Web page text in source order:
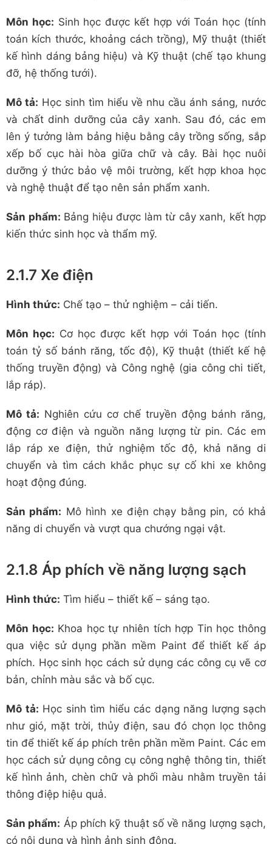
Môn học: Sinh học được kết hợp với Toán học (tính
toán kích thước, khoảng cách trồng), Mỹ thuật (thiết
kế hình dáng bảng hiệu) và Kỹ thuật (chế tạo khung
đỡ, hệ thống tưới).
Mô tả: Học sinh tìm hiểu về nhu cầu ánh sáng, nước
và chất dinh dưỡng của cây xanh. Sau đó, các em
lên ý tưởng làm bảng hiệu bằng cây trồng sống, sắp
xếp bố cục hài hòa giữa chữ và cây. Bài học nuôi
dưỡng ý thức bảo vệ môi trường, kết hợp khoa học
và nghệ thuật để tạo nên sản phẩm xanh.
Sản phẩm: Bảng hiệu được làm từ cây xanh, kết hợp
kiến thức sinh học và thẩm mỹ.
2.1.7 Xe điện
Hình thức: Chế tạo – thử nghiệm – cải tiến.
Môn học: Cơ học được kết hợp với Toán học (tính
toán tỷ số bánh răng, tốc độ), Kỹ thuật (thiết kế hệ
thống truyền động) và Công nghệ (gia công chi tiết,
lắp ráp).
Mô tả: Nghiên cứu cơ chế truyền động bánh răng,
động cơ điện và nguồn năng lượng từ pin. Các em
lắp ráp xe điện, thử nghiệm tốc độ, khả năng di
chuyển và tìm cách khắc phục sự cố khi xe không
hoạt động đúng.
Sản phẩm: Mô hình xe điện chạy bằng pin, có khả
năng di chuyển và vượt qua chướng ngại vật.
2.1.8 Áp phích về năng lượng sạch
Hình thức: Tìm hiểu – thiết kế – sáng tạo.
Môn học: Khoa học tự nhiên tích hợp Tin học thông
qua việc sử dụng phần mềm Paint để thiết kế áp
phích. Học sinh học cách sử dụng các công cụ vẽ cơ
bản, chỉnh màu sắc và bố cục.
Mô tả: Học sinh tìm hiểu các dạng năng lượng sạch
như gió, mặt trời, thủy điện, sau đó chọn lọc thông
tin để thiết kế áp phích trên phần mềm Paint. Các em
học cách sử dụng công cụ công nghệ thông tin, thiết
kế hình ảnh, chèn chữ và phối màu nhằm truyền tải
thông điệp hiệu quả.
Sản phẩm: Áp phích kỹ thuật số về năng lượng sạch,
có nội dung và hình ảnh sinh động.